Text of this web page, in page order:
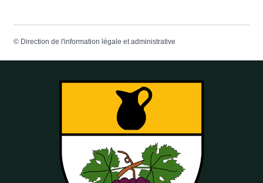
© Direction de l'information légale et administrative